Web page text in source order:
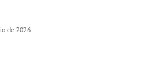
de 2026